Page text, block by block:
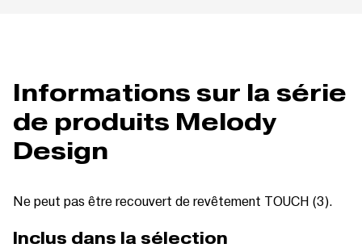
Informations sur la série
de produits Melody
Design
Ne peut pas être recouvert de revêtement TOUCH (3).
Inclus dans la sélection